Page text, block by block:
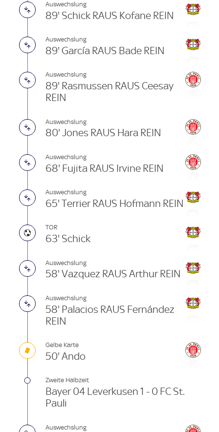
Auswechslung
89' Schick RAUS Kofane REIN
Auswechslung
89' García RAUS Bade REIN
Auswechslung
89' Rasmussen RAUS Ceesay
REIN
Auswechslung
80' Jones RAUS Hara REIN
Auswechslung
68' Fujita RAUS Irvine REIN
Auswechslung
65' Terrier RAUS Hofmann REIN
TOR
63' Schick
Auswechslung
58' Vazquez RAUS Arthur REIN
Auswechslung
58' Palacios RAUS Fernández
REIN
Gelbe Karte
50' Ando
Zweite Halbzeit
Bayer 04 Leverkusen 1 - 0 FC St.
Pauli
Auswechslung